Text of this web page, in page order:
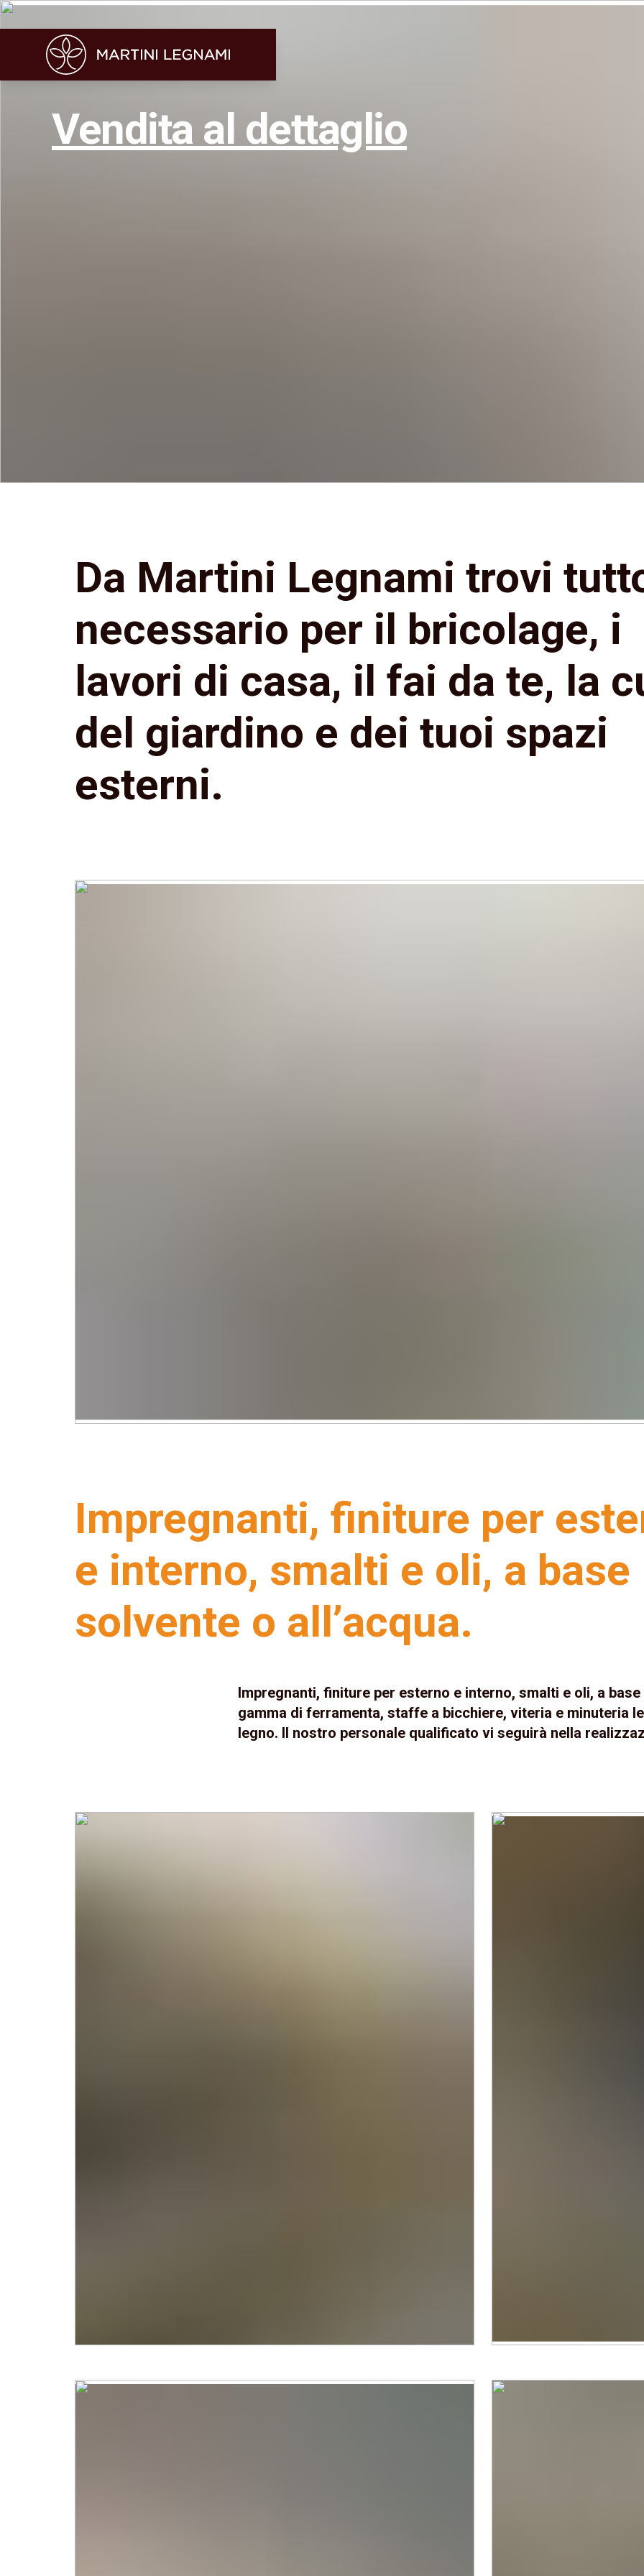
Vendita al dettaglio
Da Martini Legnami trovi
necessario per il bricolage, i
lavori di casa, il fai da te, la
del giardino e dei tuoi spazi
esterni.
Impregnanti, finiture per
e interno, smalti e oli, a base
solvente o all’acqua.
Impregnanti, finiture per esterno e interno, smalti e oli, a base
gamma di ferramenta, staffe a bicchiere, viteria e minuteria
legno. Il nostro personale qualificato vi seguirà nella